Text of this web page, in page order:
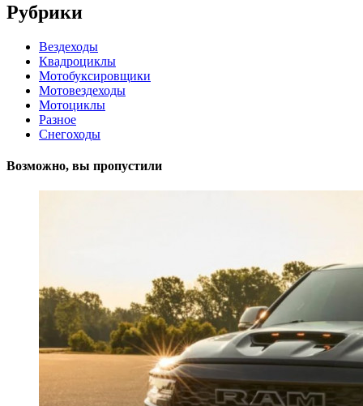
Рубрики
Вездеходы
Квадроциклы
Мотобуксировщики
Мотовездеходы
Мотоциклы
Разное
Снегоходы
Возможно, вы пропустили